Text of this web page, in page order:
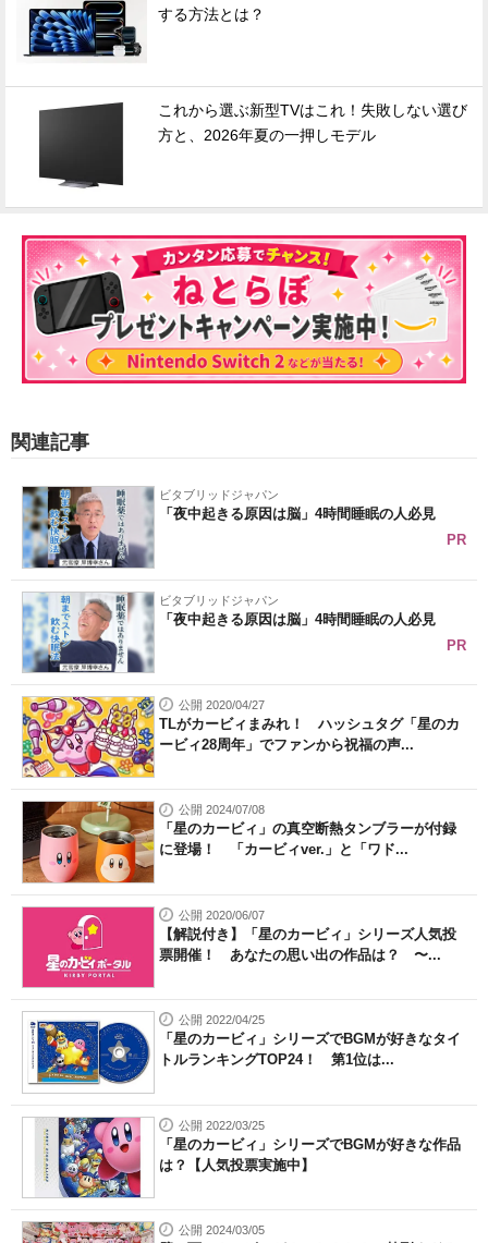
する方法とは？
これから選ぶ新型TVはこれ！失敗しない選び
方と、2026年夏の一押しモデル
関連記事
ビタブリッドジャパン
「夜中起きる原因は脳」4時間睡眠の人必見
PR
ビタブリッドジャパン
「夜中起きる原因は脳」4時間睡眠の人必見
PR
公開 2020/04/27
TLがカービィまみれ！ ハッシュタグ「星のカ
ービィ28周年」でファンから祝福の声...
公開 2024/07/08
「星のカービィ」の真空断熱タンブラーが付録
に登場！ 「カービィver.」と「ワド...
公開 2020/06/07
【解説付き】「星のカービィ」シリーズ人気投
票開催！ あなたの思い出の作品は？ 〜...
公開 2022/04/25
「星のカービィ」シリーズでBGMが好きなタイ
トルランキングTOP24！ 第1位は...
公開 2022/03/25
「星のカービィ」シリーズでBGMが好きな作品
は？【人気投票実施中】
公開 2024/03/05